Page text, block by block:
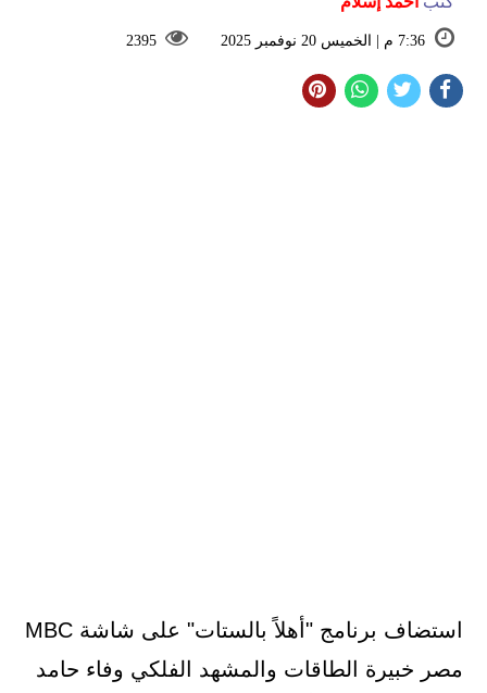
7:36 م | الخميس 20 نوفمبر 2025 2395
استضاف برنامج "أهلاً بالستات" على شاشة MBC
مصر خبيرة الطاقات والمشهد الفلكي وفاء حامد